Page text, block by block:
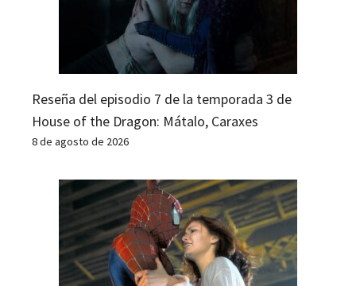
Reseña del episodio 7 de la temporada 3 de
House of the Dragon: Mátalo, Caraxes
8 de agosto de 2026